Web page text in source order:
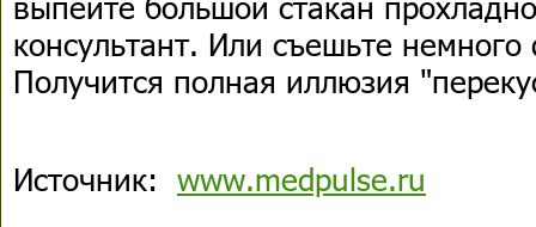
консультант. Или съешьте
Получится полная иллюзия
Источник: www.medpulse.ru